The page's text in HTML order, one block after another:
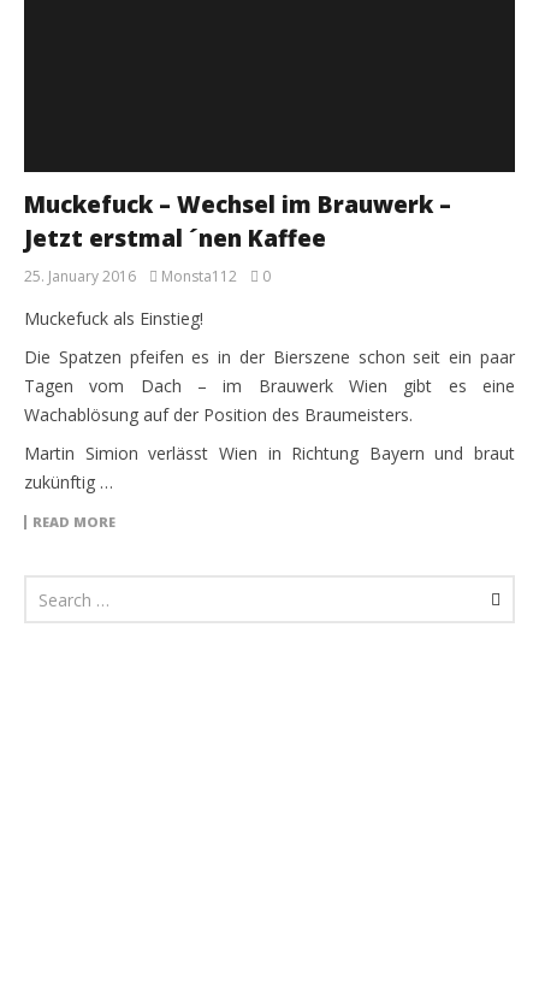
Muckefuck – Wechsel im Brauwerk –
Jetzt erstmal ´nen Kaffee
25. January 2016 Monsta112 0
Muckefuck als Einstieg!
Die Spatzen pfeifen es in der Bierszene schon seit ein paar
Tagen vom Dach – im Brauwerk Wien gibt es eine
Wachablösung auf der Position des Braumeisters.
Martin Simion verlässt Wien in Richtung Bayern und braut
zukünftig …
READ MORE